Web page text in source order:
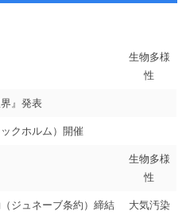
生物多様
性
』発表
クホルム）開催
生物多様
性
ジュネーブ条約）締結 大気汚染